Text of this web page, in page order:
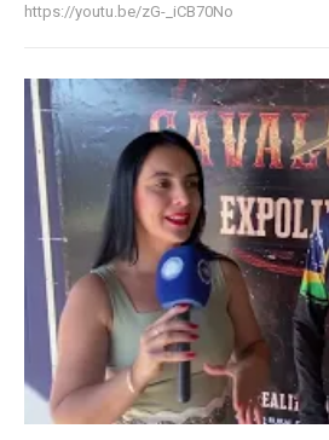
https://youtu.be/zG-_iCB70No